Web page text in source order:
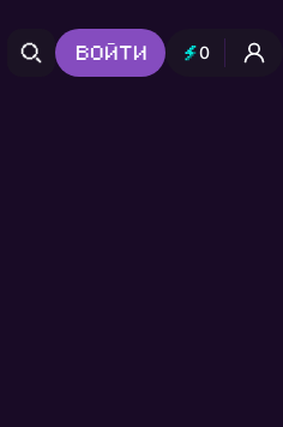
Войти 0